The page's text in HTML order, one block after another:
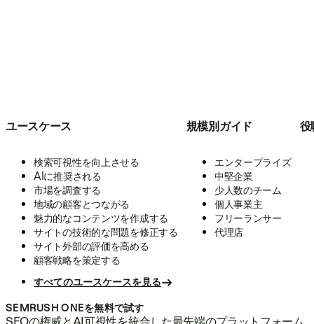
ユースケース
検索可視性を向上させる
AIに推奨される
市場を調査する
地域の顧客とつながる
魅力的なコンテンツを作成する
サイトの技術的な問題を修正する
サイト外部の評価を高める
顧客戦略を策定する
すべてのユースケースを見る
規模別ガイド
エンタープライズ
中堅企業
少人数のチーム
個人事業主
フリーランサー
代理店
役
SEMRUSH ONEを無料で試す
SEOの権威とAI可視性を統合した最先端のプラットフォーム